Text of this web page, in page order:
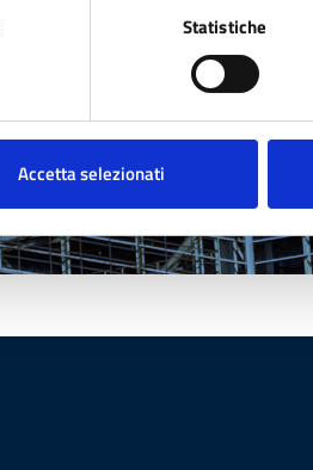
Statistiche
Accetta selezionati